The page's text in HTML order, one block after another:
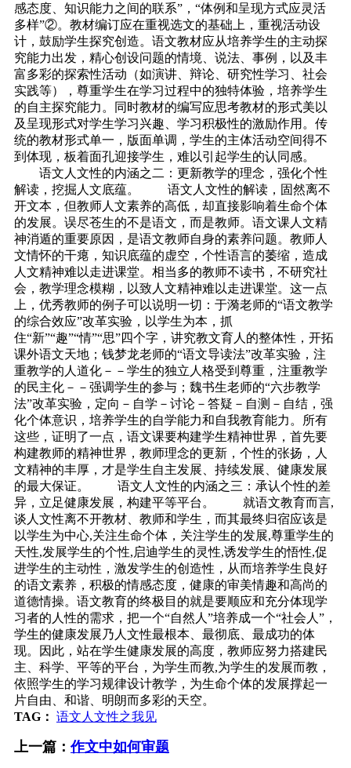
感态度、知识能力之间的联系”，“体例和呈现方式应灵活
多样”②。教材编订应在重视选文的基础上，重视活动设
计，鼓励学生探究创造。语文教材应从培养学生的主动探
究能力出发，精心创设问题的情境、说法、事例，以及丰
富多彩的探索性活动（如演讲、辩论、研究性学习、社会
实践等），尊重学生在学习过程中的独特体验，培养学生
的自主探究能力。同时教材的编写应思考教材的形式美以
及呈现形式对学生学习兴趣、学习积极性的激励作用。传
统的教材形式单一，版面单调，学生的主体活动空间得不
到体现，板着面孔迎接学生，难以引起学生的认同感。
语文人文性的内涵之二：更新教学的理念，强化个性
解读，挖掘人文底蕴。 语文人文性的解读，固然离不
开文本，但教师人文素养的高低，却直接影响着生命个体
的发展。误尽苍生的不是语文，而是教师。语文课人文精
神消遁的重要原因，是语文教师自身的素养问题。教师人
文情怀的干瘪，知识底蕴的虚空，个性语言的萎缩，造成
人文精神难以走进课堂。相当多的教师不读书，不研究社
会，教学理念模糊，以致人文精神难以走进课堂。这一点
上，优秀教师的例子可以说明一切：于漪老师的“语文教学
的综合效应”改革实验，以学生为本，抓
住“新”“趣”“情”“思”四个字，讲究教文育人的整体性，开拓
课外语文天地；钱梦龙老师的“语文导读法”改革实验，注
重教学的人道化－－学生的独立人格受到尊重，注重教学
的民主化－－强调学生的参与；魏书生老师的“六步教学
法”改革实验，定向－自学－讨论－答疑－自测－自结，强
化个体意识，培养学生的自学能力和自我教育能力。所有
这些，证明了一点，语文课要构建学生精神世界，首先要
构建教师的精神世界，教师理念的更新，个性的张扬，人
文精神的丰厚，才是学生自主发展、持续发展、健康发展
的最大保证。 语文人文性的内涵之三：承认个性的差
异，立足健康发展，构建平等平台。 就语文教育而言,
谈人文性离不开教材、教师和学生，而其最终归宿应该是
以学生为中心,关注生命个体，关注学生的发展,尊重学生的
天性,发展学生的个性,启迪学生的灵性,诱发学生的悟性,促
进学生的主动性，激发学生的创造性，从而培养学生良好
的语文素养，积极的情感态度，健康的审美情趣和高尚的
道德情操。语文教育的终极目的就是要顺应和充分体现学
习者的人性的需求，把一个“自然人”培养成一个“社会人”，
学生的健康发展乃人文性最根本、最彻底、最成功的体
现。因此，站在学生健康发展的高度，教师应努力搭建民
主、科学、平等的平台，为学生而教,为学生的发展而教，
依照学生的学习规律设计教学，为生命个体的发展撑起一
片自由、和谐、明朗而多彩的天空。
TAG： 语文人文性之我见
上一篇：作文中如何审题